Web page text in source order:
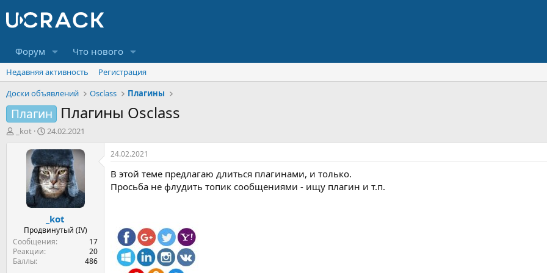
Форум Что нового
Недавняя активность
Регистрация
Доски объявлений
Osclass Плагины
Плагин Плагины Osclass
_kot
Д
т
а
н
а
ч
а
л
а
24.02.2021
_kot
Продвинутый (IV)
Сообщения
17
Реакции
20
Баллы
486
24.02.2021
В этой теме предлагаю длиться плагинами, и только.
Просьба не флудить топик сообщениями - ищу плагин и т.п.